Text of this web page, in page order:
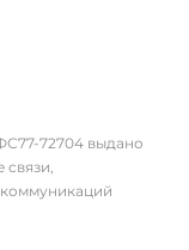
72704 выдано
связи,